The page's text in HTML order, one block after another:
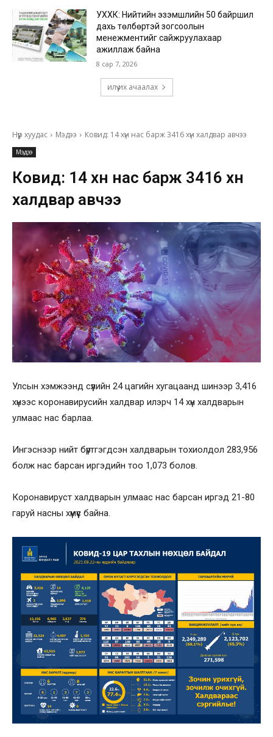
УХХК: Нийтийн эзэмшлийн 50 байршил
дахь төлбөртэй зогсоолын
менежментийг сайжруулахаар
ажиллаж байна
8 сар 7, 2026
илүү их ачаалах